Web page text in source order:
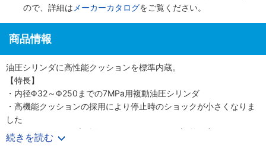
ので、詳細は メーカーカタログをご覧ください。
商品情報
油圧シリンダに高性能クッションを標準内蔵。
【特長】
・内径Φ32～Φ250までの7MPa用複動油圧シリンダ
・高機能クッションの採用により停止時のショックが小さくなりま
した
・クッションバルブの採用により、クッション調整が容易になりま
した
続きを読む